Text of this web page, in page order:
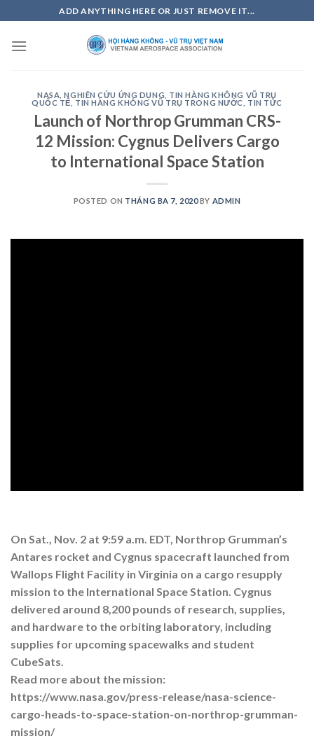
to
content
ADD ANYTHING HERE OR JUST REMOVE IT...
NASA ,NGHIÊN CỨU ỨNG DỤNG
TIN HÀNG KHÔNG VŨ TRỤ
QUỐC TẾ
TIN HÀNG KHÔNG VŨ TRỤ TRONG NƯỚC TIN TỨC
Launch of Northrop Grumman CRS-
12 Mission: Cygnus Delivers Cargo
to International Space Station
POSTED ON THÁNG BA 7, 2020BY ADMIN
On Sat., Nov. 2 at 9:59 a.m. EDT, Northrop Grumman’s
Antares rocket and Cygnus spacecraft launched from
Wallops Flight Facility in Virginia on a cargo resupply
mission to the International Space Station. Cygnus
delivered around 8,200 pounds of research, supplies,
and hardware to the orbiting laboratory, including
supplies for upcoming spacewalks and student
CubeSats.
Read more about the mission:
https://www.nasa.gov/press-release/nasa-science-
cargo-heads-to-space-station-on-northrop-grumman-
mission/